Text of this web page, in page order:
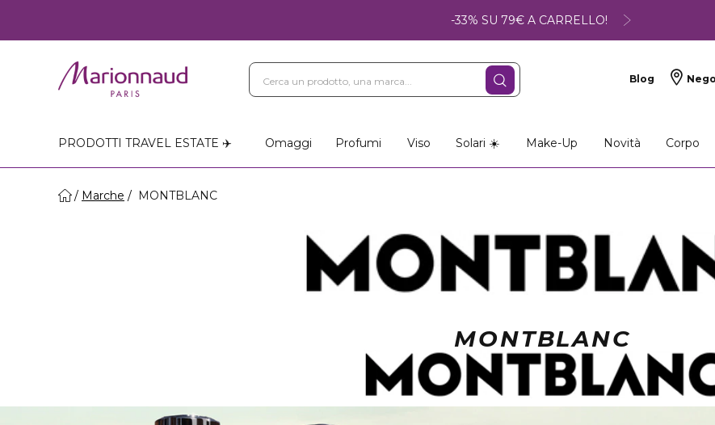
-33% SU 79€ A CARRELLO!
Blog
PRODOTTI TRAVEL ESTATE ✈️
Omaggi Profumi Viso Solari ☀️ Make-Up Novità Corpo
Marche MONTBLANC
MONTBLANC